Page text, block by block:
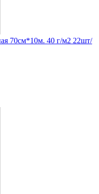
70см*10м. 40 г/м2 22шт/